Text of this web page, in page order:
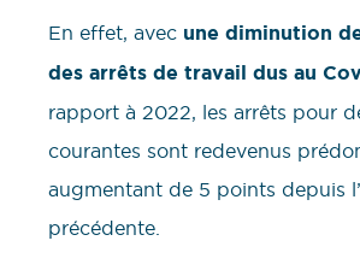
En effet, avec une diminution
des arrêts de travail dus au
rapport à 2022, les arrêts pour
courantes sont redevenus
augmentant de 5 points depuis
précédente.